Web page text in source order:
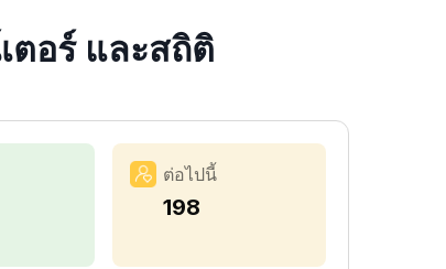
อร์ และสถิติ
ต่อไปนี้
198